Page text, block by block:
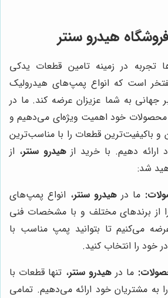
هیدرو سنتر
تجربه در زمینه تامین قطعات یدکی
است که انواع پمپ‌های هیدرولیک
جهانی به شما عزیزان عرضه کند. ما در
محصولات خود اهمیت ویژه‌ای می‌دهیم و
و باکیفیت‌ترین قطعات را با مناسب‌ترین
دهیم. با خرید ازهیدرو سنتر، از
شد:
ما درهیدرو سنتر، انواع پمپ‌های
از برندهای مختلف و با مشخصات فنی
می‌کنیم تا بتوانید پمپ مناسب با
خود را انتخاب کنید.
ما درهیدرو سنتر، تنها قطعات با
به مشتریان خود ارائه می‌دهیم. تمامی